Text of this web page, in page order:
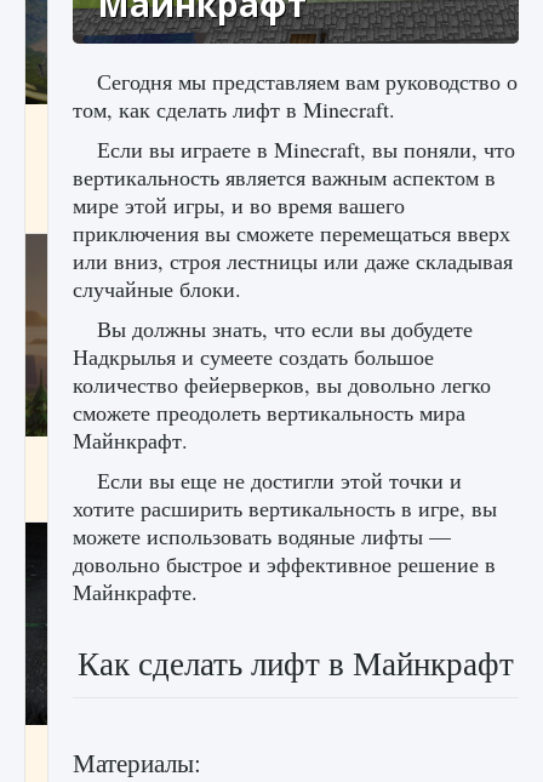
Как исправить ошибку Palworld «Идет
сохранение мира — Невозможно начать
сохранение данных мира»
9 августа 2024 2 511 0 0
Как заработать медали лиги Clash of Clans
FC 25
Сегодня мы представляем вам руководство о
том, как сделать лифт в Minecraft.
Если вы играете в Minecraft, вы поняли, что
вертикальность является важным аспектом в
мире этой игры, и во время вашего
приключения вы сможете перемещаться вверх
или вниз, строя лестницы или даже складывая
случайные блоки.
Вы должны знать, что если вы добудете
Надкрылья и сумеете создать большое
количество фейерверков, вы довольно легко
сможете преодолеть вертикальность мира
Майнкрафт.
Если вы еще не достигли этой точки и
хотите расширить вертикальность в игре, вы
можете использовать водяные лифты —
довольно быстрое и эффективное решение в
Майнкрафте.
Как сделать лифт в Майнкрафт
Материалы: